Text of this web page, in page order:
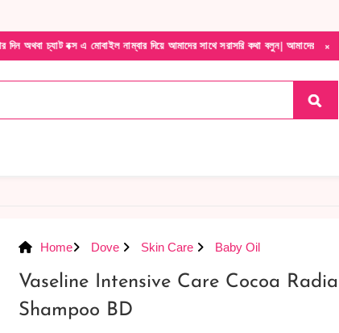
×
নাম্বার দিয়ে আমাদের সাথে সরাসরি কথা বলুন| আমাদের যেকোনো পণ্য হাতে
Home Dove Skin Care Baby Oil
Vaseline Intensive Care Cocoa
Shampoo BD